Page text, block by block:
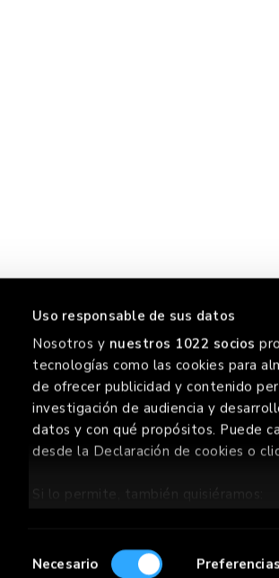
Uso responsable de sus datos
Nosotros y nuestros 1022 socios
tecnologías como las cookies para
de ofrecer publicidad y contenido
investigación de audiencia y
datos y con qué propósitos. Puede
desde la Declaración de cookies o
Si lo permite, también quisiéramos:
Identificar su dispositivo
de
Necesario Preferencias